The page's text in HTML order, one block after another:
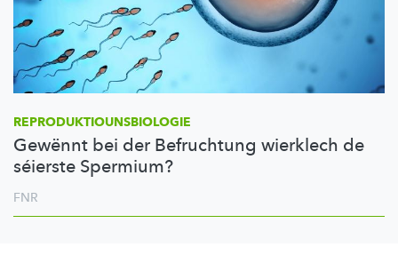
REPRODUKTIOUNSBIOLOGIE
Gewënnt bei der Befruchtung wierklech de
séierste Spermium?
FNR